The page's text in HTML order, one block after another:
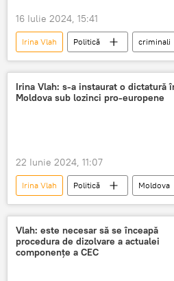
16 Iulie 2024, 15:41
Irina Vlah Politică criminali
Irina Vlah: s-a instaurat o dictatură
Moldova sub lozinci pro-europene
22 Iunie 2024, 11:07
Irina Vlah Politică Moldova
Vlah: este necesar să se înceapă
procedura de dizolvare a actualei
componențe a CEC